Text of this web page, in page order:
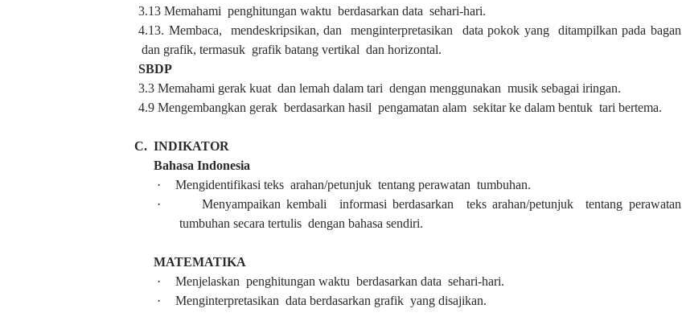
3.13 Memahami penghitungan waktu berdasarkan data sehari-hari.
4.13. Membaca, mendeskripsikan, dan menginterpretasikan data pokok yang ditampilkan pada bagan
dan grafik, termasuk grafik batang vertikal dan horizontal.
SBDP
3.3 Memahami gerak kuat dan lemah dalam tari dengan menggunakan musik sebagai iringan.
4.9 Mengembangkan gerak berdasarkan hasil pengamatan alam sekitar ke dalam bentuk tari bertema.
C. INDIKATOR
Bahasa Indonesia
·
Mengidentifikasi teks arahan/petunjuk tentang perawatan tumbuhan.
·
Menyampaikan kembali informasi berdasarkan teks arahan/petunjuk
tentang perawatan
tumbuhan secara tertulis dengan bahasa sendiri.
MATEMATIKA
·
Menjelaskan penghitungan waktu berdasarkan data sehari-hari.
·
Menginterpretasikan data berdasarkan grafik yang disajikan.